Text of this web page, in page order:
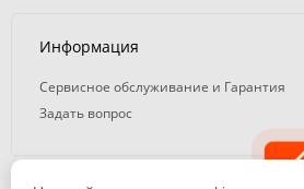
Информация
Сервисное обслуживание и Гарантия
Задать вопрос